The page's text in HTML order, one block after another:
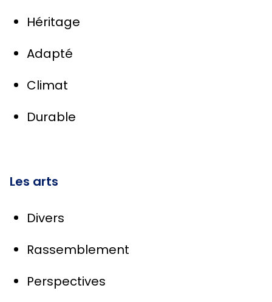
Héritage
Adapté
Climat
Durable
Les arts
Divers
Rassemblement
Perspectives